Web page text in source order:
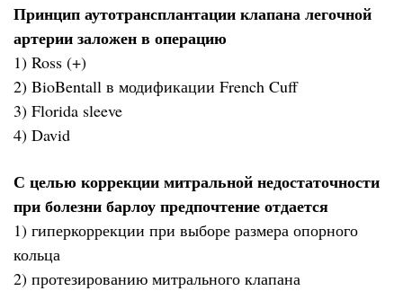
Принцип аутотрансплантации клапана легочной
артерии заложен в операцию
1) Ross (+)
2) BioBentall в модификации French Cuff
3) Florida sleeve
4) David
С целью коррекции митральной недостаточности
при болезни барлоу предпочтение отдается
1) гиперкоррекции при выборе размера опорного
кольца
2) протезированию митрального клапана